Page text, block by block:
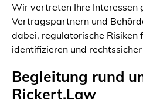
Wir vertreten Ihre Interessen
Vertragspartnern und
dabei, regulatorische Risiken
identifizieren und
Begleitung rund
Rickert.Law